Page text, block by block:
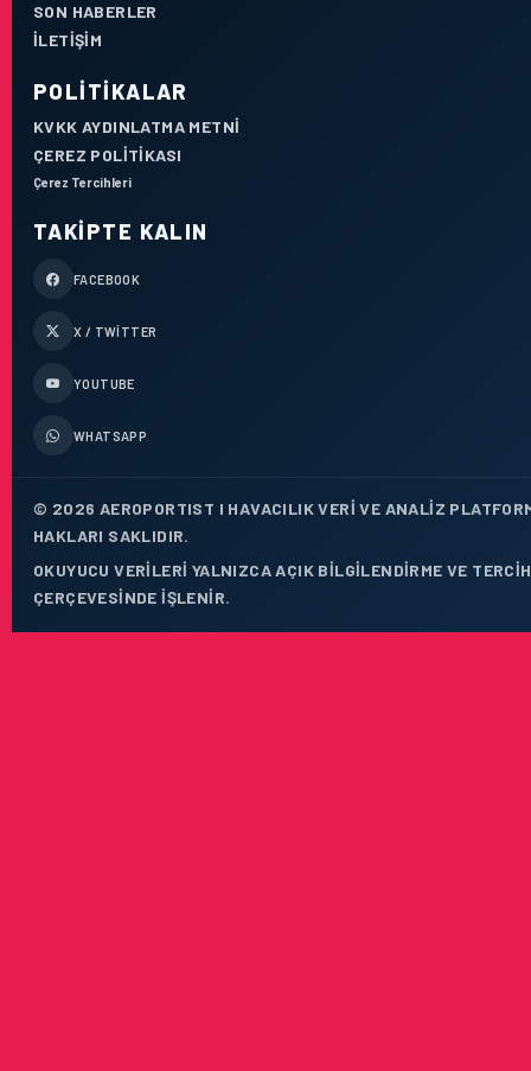
SON HABERLER
İLETIŞIM
POLITIKALAR
KVKK AYDINLATMA METNI
ÇEREZ POLITIKASI
Çerez Tercihleri
TAKIPTE KALIN
FACEBOOK
X / TWITTER
YOUTUBE
WHATSAPP
© 2026 AEROPORTIST I HAVACILIK VERI VE ANALIZ
HAKLARI SAKLIDIR.
OKUYUCU VERILERI YALNIZCA AÇIK BILGILENDIRME VE
ÇERÇEVESINDE IŞLENIR.